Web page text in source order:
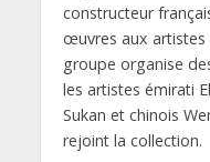
constructeur
œuvres aux artistes
groupe organise
les artistes émirati
Sukan et chinois
rejoint la collection.